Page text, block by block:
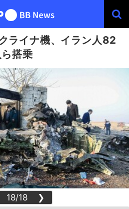
ライナ機、イラン人82
搭乗
18/18 ❯